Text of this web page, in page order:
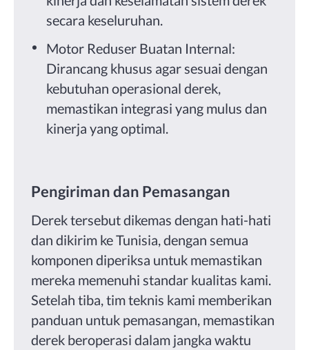
secara keseluruhan.
Motor Reduser Buatan Internal:
Dirancang khusus agar sesuai dengan
kebutuhan operasional derek,
memastikan integrasi yang mulus dan
kinerja yang optimal.
Pengiriman dan Pemasangan
Derek tersebut dikemas dengan hati-hati
dan dikirim ke Tunisia, dengan semua
komponen diperiksa untuk memastikan
mereka memenuhi standar kualitas kami.
Setelah tiba, tim teknis kami memberikan
panduan untuk pemasangan, memastikan
derek beroperasi dalam jangka waktu